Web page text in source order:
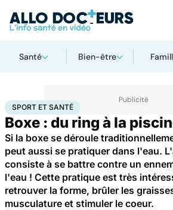
Santé Bien-être
AccueilBien-êtreSport santé Sport et santé
SPORT ET SANTÉ
Boxe : du ring à la
Si la boxe se déroule
peut aussi se pratiquer dans l'eau.
consiste à se battre contre un
l'eau ! Cette pratique est très
retrouver la forme, brûler les
musculature et stimuler le coeur.